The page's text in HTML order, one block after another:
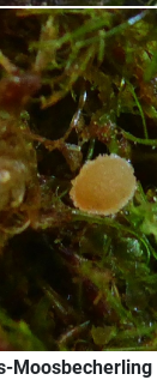
Moosbecherling